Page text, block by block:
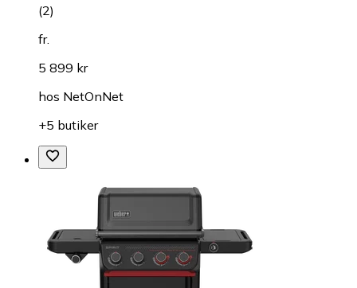
(2)
fr.
5 899 kr
hos NetOnNet
+5 butiker